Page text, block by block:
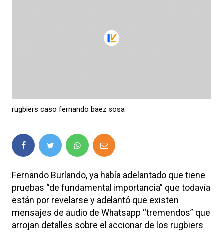
rugbiers caso fernando baez sosa
Fernando Burlando, ya había adelantado que tiene
pruebas “de fundamental importancia” que todavía
están por revelarse y adelantó que existen
mensajes de audio de Whatsapp “tremendos” que
arrojan detalles sobre el accionar de los rugbiers